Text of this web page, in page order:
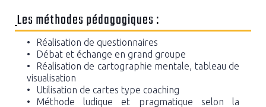
Les méthodes pédagogiques :
Réalisation de questionnaires
Débat et échange en grand groupe
Réalisation de cartographie mentale, tableau de
visualisation
Utilisation de cartes type coaching
Méthode ludique et pragmatique selon la